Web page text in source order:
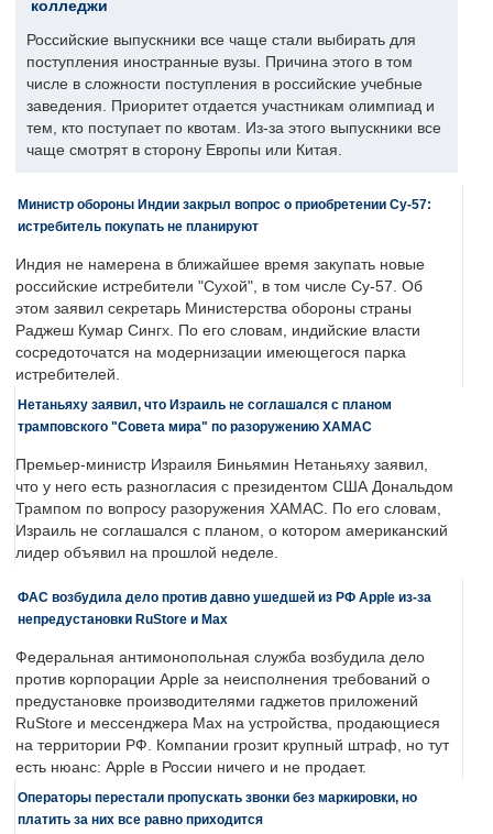
колледжи
Российские выпускники все чаще стали выбирать для
поступления иностранные вузы. Причина этого в том
числе в сложности поступления в российские учебные
заведения. Приоритет отдается участникам олимпиад и
тем, кто поступает по квотам. Из-за этого выпускники все
чаще смотрят в сторону Европы или Китая.
Министр обороны Индии закрыл вопрос о приобретении Су-57:
истребитель покупать не планируют
Индия не намерена в ближайшее время закупать новые
российские истребители "Сухой", в том числе Су-57. Об
этом заявил секретарь Министерства обороны страны
Раджеш Кумар Сингх. По его словам, индийские власти
сосредоточатся на модернизации имеющегося парка
истребителей.
Нетаньяху заявил, что Израиль не соглашался с планом
трамповского "Совета мира" по разоружению ХАМАС
Премьер-министр Израиля Биньямин Нетаньяху заявил,
что у него есть разногласия с президентом США Дональдом
Трампом по вопросу разоружения ХАМАС. По его словам,
Израиль не соглашался с планом, о котором американский
лидер объявил на прошлой неделе.
ФАС возбудила дело против давно ушедшей из РФ Apple из-за
непредустановки RuStore и Max
Федеральная антимонопольная служба возбудила дело
против корпорации Apple за неисполнения требований о
предустановке производителями гаджетов приложений
RuStore и мессенджера Max на устройства, продающиеся
на территории РФ. Компании грозит крупный штраф, но тут
есть нюанс: Apple в России ничего и не продает.
Операторы перестали пропускать звонки без маркировки, но
платить за них все равно приходится